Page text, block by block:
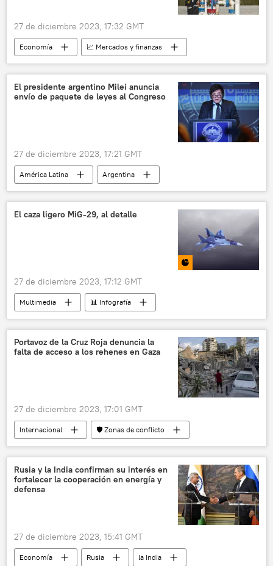
27 de diciembre 2023, 17:32 GMT
Economía
📈 Mercados y finanzas
la India
China
petróleo
📰 Consecuencias económicas de las sanciones occidentales contra Rusia
Rusia
exportaciones
Alexandr Nóvak
El presidente argentino Milei anuncia
envío de paquete de leyes al Congreso
27 de diciembre 2023, 17:21 GMT
América Latina
Argentina
Javier Milei
reformas política
El caza ligero MiG-29, al detalle
27 de diciembre 2023, 17:12 GMT
Multimedia
📊 Infografía
🛡️ Infografías militares
MiG-29
aviones de caza
aviones Rusia
Portavoz de la Cruz Roja denuncia la
falta de acceso a los rehenes en Gaza
27 de diciembre 2023, 17:01 GMT
Internacional
🛡️ Zonas de conflicto
📰 Conflicto palestino-israelí
Israel
Franja de Gaza
🌍 Oriente Medio
Rusia y la India confirman su interés en
fortalecer la cooperación en energía y
defensa
27 de diciembre 2023, 15:41 GMT
Economía Rusia
la India